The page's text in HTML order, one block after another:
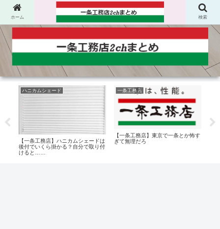
ハニカムシェード
【一条工務店】ハニカムシェードは
後付でいくら掛かる？自分で取り付
けると……
一条工務店
【一条工務店】東京で一条とか怖す
ぎて無理だろ
ホーム 検索